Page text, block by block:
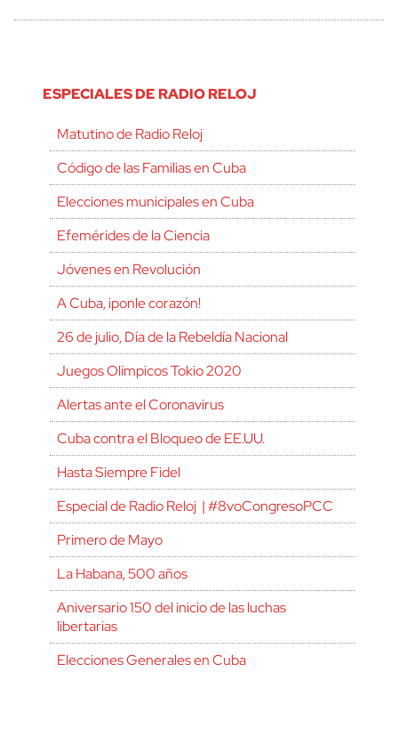
ESPECIALES DE RADIO RELOJ
Matutino de Radio Reloj
Código de las Familias en Cuba
Elecciones municipales en Cuba
Efemérides de la Ciencia
Jóvenes en Revolución
A Cuba, ¡ponle corazón!
26 de julio, Día de la Rebeldía Nacional
Juegos Olímpicos Tokio 2020
Alertas ante el Coronavirus
Cuba contra el Bloqueo de EE.UU.
Hasta Siempre Fidel
Especial de Radio Reloj | #8voCongresoPCC
Primero de Mayo
La Habana, 500 años
Aniversario 150 del inicio de las luchas
libertarias
Elecciones Generales en Cuba